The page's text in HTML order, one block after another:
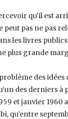
qu’il est
peut pas ne pas
les livres
plus grande
des
des derniers
et janvier 1960
‎qu’entre